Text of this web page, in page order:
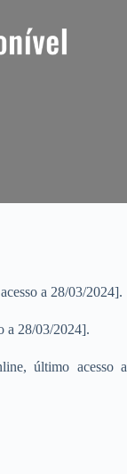
a 28/03/2024].
a 28/03/2024].
último acesso a